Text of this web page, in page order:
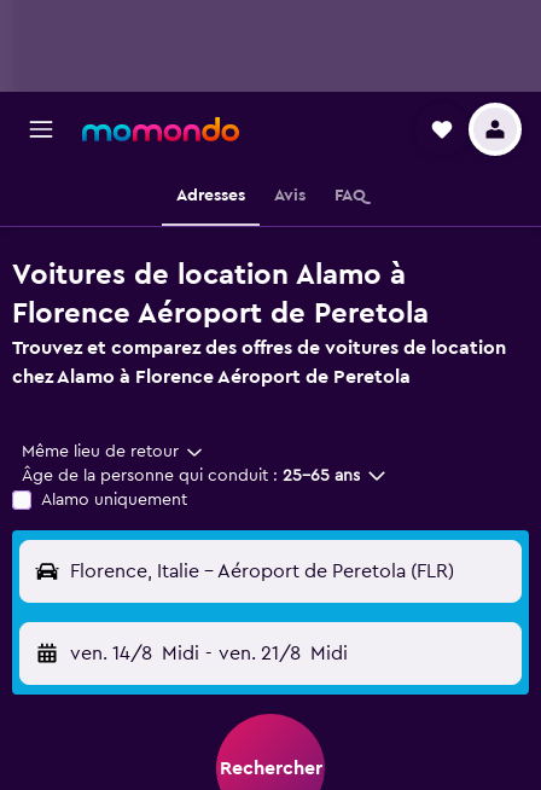
Adresses Avis FAQ
Voitures de location Alamo à
Florence Aéroport de Peretola
Trouvez et comparez des offres de voitures de location
chez Alamo à Florence Aéroport de Peretola
Même lieu de retour
Âge de la personne qui conduit : 25-65 ans
Alamo uniquement
Florence, Italie - Aéroport de Peretola (FLR)
ven. 14/8 Midi - ven. 21/8 Midi
Rechercher